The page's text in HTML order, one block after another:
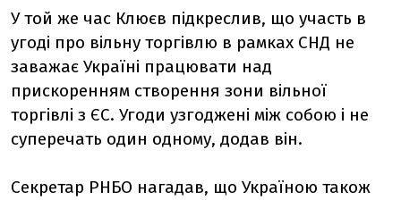
У той же час Клюєв підкреслив, що участь в
угоді про вільну торгівлю в рамках СНД не
заважає Україні працювати над
прискоренням створення зони вільної
торгівлі з ЄС. Угоди узгоджені між собою і не
суперечать один одному, додав він.
Секретар РНБО нагадав, що Україною також